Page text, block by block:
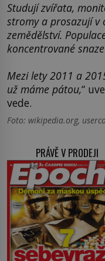
Studují zvířata,
stromy a prosazují v
zemědělství.
koncentrované
Mezi lety 2011 a
už máme pátou,“
vede.
Foto: wikipedia.org,
PRÁVĚ V PRODEJI